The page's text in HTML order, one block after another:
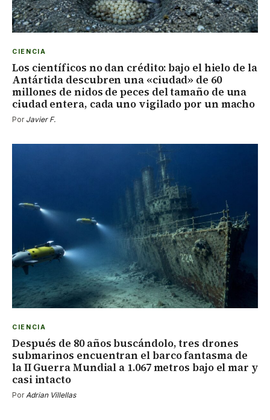
CIENCIA
Los científicos no dan crédito: bajo el hielo de la
Antártida descubren una «ciudad» de 60
millones de nidos de peces del tamaño de una
ciudad entera, cada uno vigilado por un macho
Por Javier F.
CIENCIA
Después de 80 años buscándolo, tres drones
submarinos encuentran el barco fantasma de
la II Guerra Mundial a 1.067 metros bajo el mar y
casi intacto
PorAdrian Villellas